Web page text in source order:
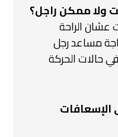
ممكن راجل؟
عشان الراحة
مساعد رجل
حالات الحركة